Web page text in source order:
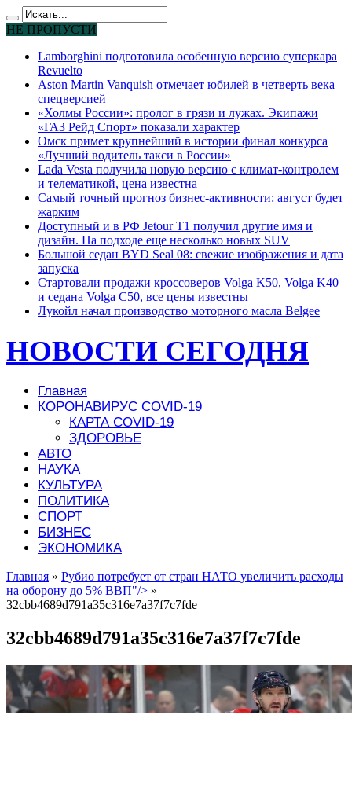
НЕ ПРОПУСТИ
Lamborghini подготовила особенную версию суперкара
Revuelto
Aston Martin Vanquish отмечает юбилей в четверть века
спецверсией
«Холмы России»: пролог в грязи и лужах. Экипажи
«ГАЗ Рейд Спорт» показали характер
Омск примет крупнейший в истории финал конкурса
«Лучший водитель такси в России»
Lada Vesta получила новую версию с климат-контролем
и телематикой, цена известна
Самый точный прогноз бизнес-активности: август будет
жарким
Доступный и в РФ Jetour T1 получил другие имя и
дизайн. На подходе еще несколько новых SUV
Большой седан BYD Seal 08: свежие изображения и дата
запуска
Стартовали продажи кроссоверов Volga K50, Volga K40
и седана Volga C50, все цены известны
Лукойл начал производство моторного масла Belgee
НОВОСТИ СЕГОДНЯ
Главная
КОРОНАВИРУС COVID-19
КАРТА COVID-19
ЗДОРОВЬЕ
АВТО
НАУКА
КУЛЬТУРА
ПОЛИТИКА
СПОРТ
БИЗНЕС
ЭКОНОМИКА
Главная » Рубио потребует от стран НАТО увеличить расходы
на оборону до 5% ВВП"/> »
32cbb4689d791a35c316e7a37f7c7fde
32cbb4689d791a35c316e7a37f7c7fde